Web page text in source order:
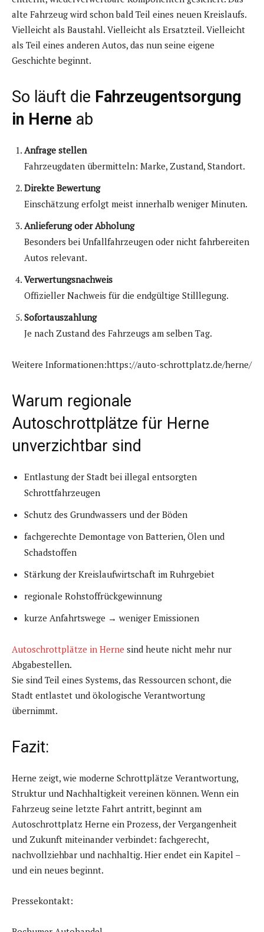
alte Fahrzeug wird schon bald Teil eines neuen Kreislaufs.
Vielleicht als Baustahl. Vielleicht als Ersatzteil. Vielleicht
als Teil eines anderen Autos, das nun seine eigene
Geschichte beginnt.
So läuft die Fahrzeugentsorgung
in Herne ab
Anfrage stellen
Fahrzeugdaten übermitteln: Marke, Zustand, Standort.
Direkte Bewertung
Einschätzung erfolgt meist innerhalb weniger Minuten.
Anlieferung oder Abholung
Besonders bei Unfallfahrzeugen oder nicht fahrbereiten
Autos relevant.
Verwertungsnachweis
Offizieller Nachweis für die endgültige Stilllegung.
Sofortauszahlung
Je nach Zustand des Fahrzeugs am selben Tag.
Weitere Informationen:https://auto-schrottplatz.de/herne/
Warum regionale
Autoschrottplätze für Herne
unverzichtbar sind
Entlastung der Stadt bei illegal entsorgten
Schrottfahrzeugen
Schutz des Grundwassers und der Böden
fachgerechte Demontage von Batterien, Ölen und
Schadstoffen
Stärkung der Kreislaufwirtschaft im Ruhrgebiet
regionale Rohstoffrückgewinnung
kurze Anfahrtswege → weniger Emissionen
Autoschrottplätze in Herne sind heute nicht mehr nur
Abgabestellen.
Sie sind Teil eines Systems, das Ressourcen schont, die
Stadt entlastet und ökologische Verantwortung
übernimmt.
Fazit:
Herne zeigt, wie moderne Schrottplätze Verantwortung,
Struktur und Nachhaltigkeit vereinen können. Wenn ein
Fahrzeug seine letzte Fahrt antritt, beginnt am
Autoschrottplatz Herne ein Prozess, der Vergangenheit
und Zukunft miteinander verbindet: fachgerecht,
nachvollziehbar und nachhaltig. Hier endet ein Kapitel –
und ein neues beginnt.
Pressekontakt: